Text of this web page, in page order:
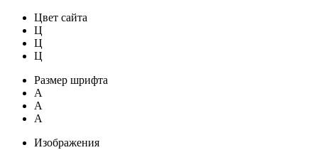
Цвет сайта
Ц
Ц
Ц
Размер шрифта
A
A
A
Изображения